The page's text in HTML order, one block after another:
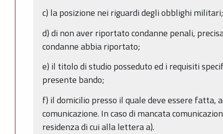
c) la posizione nei riguardi degli obblighi militari;
d) di non aver riportato condanne penali,
condanne abbia riportato;
e) il titolo di studio posseduto ed i requisiti
presente bando;
f) il domicilio presso il quale deve essere fatta,
comunicazione. In caso di mancata
residenza di cui alla lettera a).